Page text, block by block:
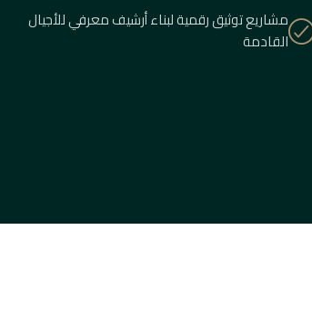
مشاريع توثيق رقمية لبناء أرشيف معرفي للأجيال
القادمة